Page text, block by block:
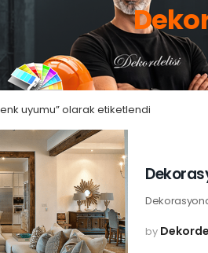
uyumu” olarak etiketlendi
by